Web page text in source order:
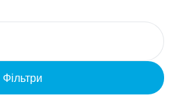
Фільтри